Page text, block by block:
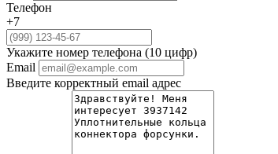
Телефон
+7
Укажите номер телефона (10 цифр)
Email
Введите корректный email адрес